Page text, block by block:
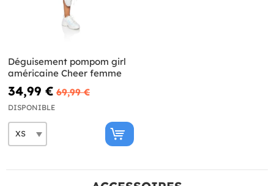
Déguisement pompom girl
américaine Cheer femme
34,99 € 69,99 €
DISPONIBLE